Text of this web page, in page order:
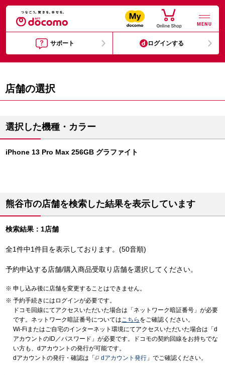
MENU
サポート ログインする
店舗の選択
選択した機種・カラー
iPhone 13 Pro Max 256GB グラファイト
熊谷市の店舗を検索した結果を表示しています
検索結果：1店舗
全1件中1件目を表示しております。(50音順)
予約申込する店舗/購入商品受取り店舗を選択してください。
申し込み後に店舗を変更することはできません。
予約手続きにはログインが必要です。
ドコモ回線にてアクセスいただいた場合は「ネットワーク暗証番号」が必要
です。ネットワーク暗証番号についてはこちら をご確認ください。
Wi-Fiまたはご自宅のインターネット環境にてアクセスいただいた場合は「d
アカウントのID／パスワード」が必要です。ドコモの契約回線をお持ちでな
い方も、dアカウントの発行が可能です。
dアカウントの発行・確認は「
dアカウント発行 」でご確認ください。